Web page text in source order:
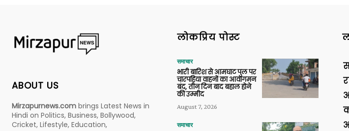
ABOUT US
Mirzapurnews.com brings Latest News in
Hindi on Politics, Business, Bollywood,
Cricket, Lifestyle, Education,
लोकप्रिय पोस्ट
समाचार
भारी बारिश से आमघाट पुल पर
चारपहिया वाहनों का आवागमन
बंद, तीन दिन बाद बहाल होने
की उम्मीद
August 7, 2026
समाचार